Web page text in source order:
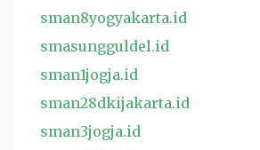
sman8yogyakarta.id
smasungguldel.id
sman1jogja.id
sman28dkijakarta.id
sman3jogja.id